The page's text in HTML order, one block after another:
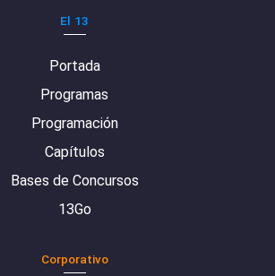
El 13
Portada
Programas
Programación
Capítulos
Bases de Concursos
13Go
Corporativo